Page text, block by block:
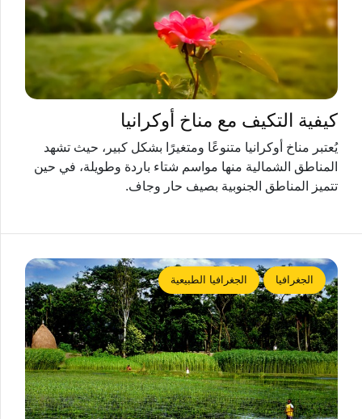
كيفية التكيف مع مناخ أوكرانيا
يُعتبر مناخ أوكرانيا متنوعًا ومتغيرًا بشكل كبير، حيث تشهد
المناطق الشمالية منها مواسم شتاء باردة وطويلة، في حين
تتميز المناطق الجنوبية بصيف حار وجاف.
الجغرافيا الجغرافيا الطبيعية